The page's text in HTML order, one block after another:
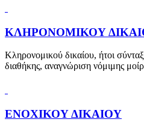
ΚΛΗΡΟΝΟΜΙΚΟΥ
Κληρονομικού δικαίου, ήτοι
διαθήκης, αναγνώριση νόμιμης
ΕΝΟΧΙΚΟΥ ΔΙΚΑΙΟΥ